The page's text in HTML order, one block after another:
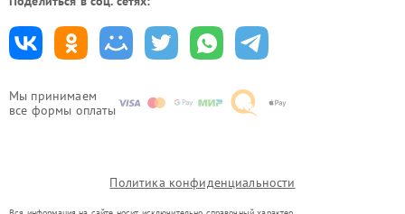
Мы принимаем
все формы оплаты
Политика конфиденциальности